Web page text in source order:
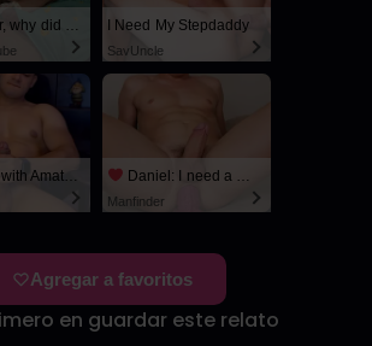
Stepbrother, why did you show me your dick? Now I want to fuck you with my wet pussy I Need My Stepdaddy
SayUncle
Live Cams with Amateur Men Daniel: I need a man for a spicy night...
Manfinder
Agregar a favoritos
en guardar este relato